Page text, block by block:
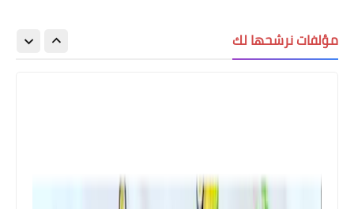
مؤلفات نرشحها لك